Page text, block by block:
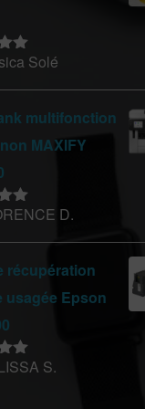
Solé
multifonction
MAXIFY
D.
récupération
usagée Epson
S.